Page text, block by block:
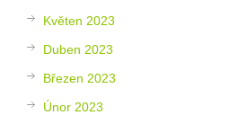
Květen 2023
Duben 2023
Březen 2023
Únor 2023